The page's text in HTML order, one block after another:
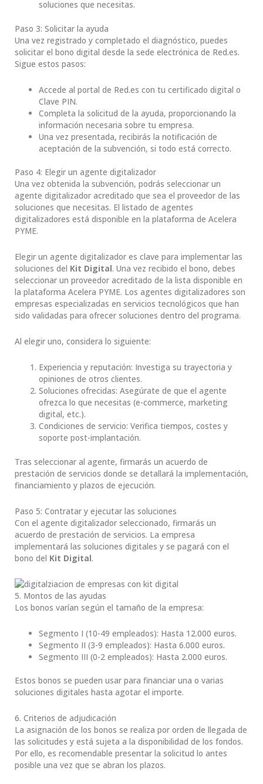
soluciones que necesitas.
Paso 3: Solicitar la ayuda
Una vez registrado y completado el diagnóstico, puedes
solicitar el bono digital desde la sede electrónica de Red.es.
Sigue estos pasos:
Accede al portal de Red.es con tu certificado digital o
Clave PIN.
Completa la solicitud de la ayuda, proporcionando la
información necesaria sobre tu empresa.
Una vez presentada, recibirás la notificación de
aceptación de la subvención, si todo está correcto.
Paso 4: Elegir un agente digitalizador
Una vez obtenida la subvención, podrás seleccionar un
agente digitalizador acreditado que sea el proveedor de las
soluciones que necesitas. El listado de agentes
digitalizadores está disponible en la plataforma de Acelera
PYME.
Elegir un agente digitalizador es clave para implementar las
soluciones del Kit Digital. Una vez recibido el bono, debes
seleccionar un proveedor acreditado de la lista disponible en
la plataforma Acelera PYME. Los agentes digitalizadores son
empresas especializadas en servicios tecnológicos que han
sido validadas para ofrecer soluciones dentro del programa.
Al elegir uno, considera lo siguiente:
Experiencia y reputación: Investiga su trayectoria y
opiniones de otros clientes.
Soluciones ofrecidas: Asegúrate de que el agente
ofrezca lo que necesitas (e-commerce, marketing
digital, etc.).
Condiciones de servicio: Verifica tiempos, costes y
soporte post-implantación.
Tras seleccionar al agente, firmarás un acuerdo de
prestación de servicios donde se detallará la implementación,
financiamiento y plazos de ejecución.
Paso 5: Contratar y ejecutar las soluciones
Con el agente digitalizador seleccionado, firmarás un
acuerdo de prestación de servicios. La empresa
implementará las soluciones digitales y se pagará con el
bono del Kit Digital.
5. Montos de las ayudas
Los bonos varían según el tamaño de la empresa:
Segmento I (10-49 empleados): Hasta 12.000 euros.
Segmento II (3-9 empleados): Hasta 6.000 euros.
Segmento III (0-2 empleados): Hasta 2.000 euros.
Estos bonos se pueden usar para financiar una o varias
soluciones digitales hasta agotar el importe.
6. Criterios de adjudicación
La asignación de los bonos se realiza por orden de llegada de
las solicitudes y está sujeta a la disponibilidad de los fondos.
Por ello, es recomendable presentar la solicitud lo antes
posible una vez que se abran los plazos.